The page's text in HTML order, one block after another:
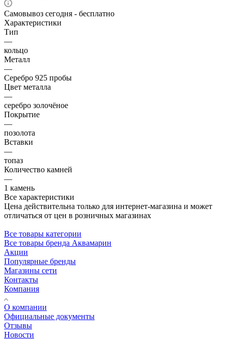
Самовывоз сегодня - бесплатно
Характеристики
Тип
—
кольцо
Металл
—
Серебро 925 пробы
Цвет металла
—
серебро золочёное
Покрытие
—
позолота
Вставки
—
топаз
Количество камней
—
1 камень
Все характеристики
Цена действительна только для интернет-магазина и может
отличаться от цен в розничных магазинах
Все товары категории
Все товары бренда Аквамарин
Акции
Популярные бренды
Магазины сети
Контакты
Компания
О компании
Официальные документы
Отзывы
Новости